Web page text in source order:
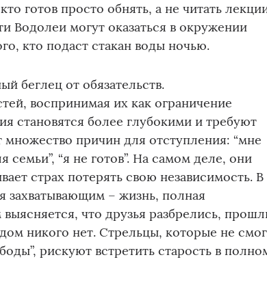
готов просто обнять, а не читать
Водолеи могут оказаться в окружении
кто подаст стакан воды ночью.
беглец от обязательств.
воспринимая их как ограничение
становятся более глубокими и требуют
множество причин для отступления: “мне
семьи”, “я не готов”. На самом деле, они
страх потерять свою независимость. В
захватывающим – жизнь, полная
что друзья разбрелись,
никого нет. Стрельцы, которые не
рискуют встретить старость в